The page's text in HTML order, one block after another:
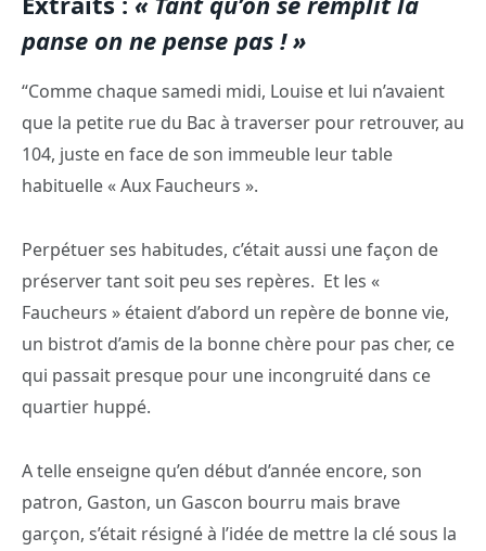
panse on ne pense pas ! »
“Comme chaque samedi midi, Louise et lui n’avaient
que la petite rue du Bac à traverser pour retrouver, au
104, juste en face de son immeuble leur table
habituelle « Aux Faucheurs ».
Perpétuer ses habitudes, c’était aussi une façon de
préserver tant soit peu ses repères. Et les «
Faucheurs » étaient d’abord un repère de bonne vie,
un bistrot d’amis de la bonne chère pour pas cher, ce
qui passait presque pour une incongruité dans ce
quartier huppé.
A telle enseigne qu’en début d’année encore, son
patron, Gaston, un Gascon bourru mais brave
garçon, s’était résigné à l’idée de mettre la clé sous la